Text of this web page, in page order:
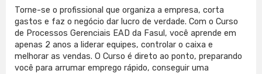
Torne-se o profissional que organiza a empresa, corta
gastos e faz o negócio dar lucro de verdade. Com o Curso
de Processos Gerenciais EAD da Fasul, você aprende em
apenas 2 anos a liderar equipes, controlar o caixa e
melhorar as vendas. O Curso é direto ao ponto, preparando
você para arrumar emprego rápido, conseguir uma